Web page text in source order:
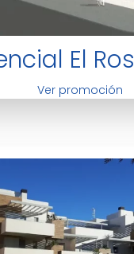
El
Ver promoción